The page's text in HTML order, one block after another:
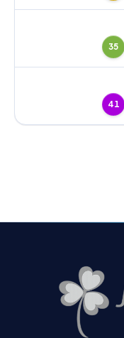
35
41